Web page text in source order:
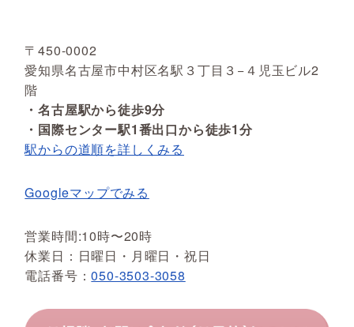
〒450-0002
愛知県名古屋市中村区名駅３丁目３−４児玉ビル2
階
・名古屋駅から徒歩9分
・国際センター駅1番出口から徒歩1分
駅からの道順を詳しくみる
Googleマップでみる
営業時間:10時〜20時
休業日：日曜日・月曜日・祝日
電話番号：050-3503-3058